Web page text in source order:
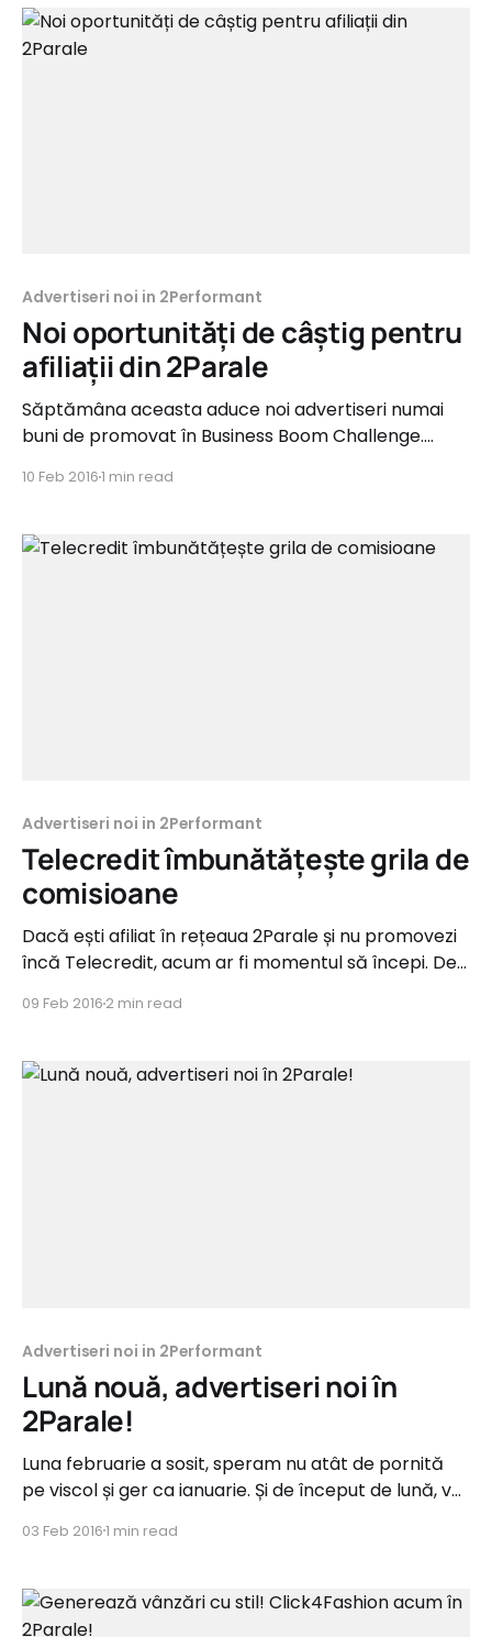
campanie: Sale Categorie: Copii Comision: 8%
Perioada de recurență: 1 lună Feed
Advertiseri noi in 2Performant
Noi oportunități de câștig pentru
afiliații din 2Parale
Săptămâna aceasta aduce noi advertiseri numai
buni de promovat în Business Boom Challenge.
de afiliere se expun la ”riscuri serioase” de a câștiga
campanie: Sale Categorie: Auto Comision: 5%
10 Feb 20161 min read
Advertiseri noi in 2Performant
Telecredit îmbunătățește grila de
comisioane
Dacă ești afiliat în rețeaua 2Parale și nu promovezi
încă Telecredit, acum ar fi momentul să începi. De
exclusiv online, ușor de accesat și, în plus, afiliații au
diversificate. Programul de afiliere Telecredit este
09 Feb 2016 2 min read
Advertiseri noi in 2Performant
Lună nouă, advertiseri noi în
2Parale!
Luna februarie a sosit, speram nu atât de pornită
pe viscol și ger ca ianuarie. Și de început de lună, vă
Acestea vin zone precum Fashion, Home&Deco,
comisioane de până la 20%
03 Feb 20161 min read